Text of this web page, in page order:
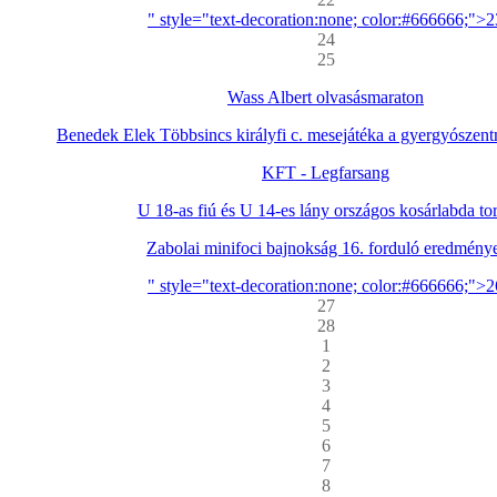
" style="text-decoration:none;
24
25
Wass Albert olvasásmaraton
Benedek Elek Többsincs királyfi c. mesejátéka a
KFT - Legfarsang
U 18-as fiú és U 14-es lány országos kosárlabda
Zabolai minifoci bajnokság 16. forduló
" style="text-decoration:none;
27
28
1
2
3
4
5
6
7
8